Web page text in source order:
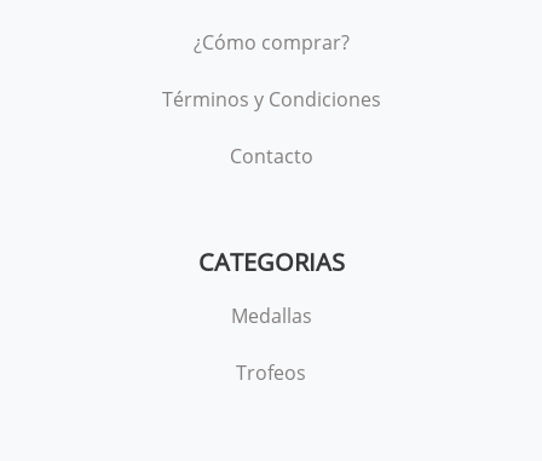
¿Cómo comprar?
Términos y Condiciones
Contacto
CATEGORIAS
Medallas
Trofeos